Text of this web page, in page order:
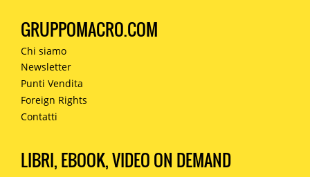
GRUPPOMACRO.COM
Chi siamo
Newsletter
Punti Vendita
Foreign Rights
Contatti
LIBRI, EBOOK, VIDEO ON DEMAND